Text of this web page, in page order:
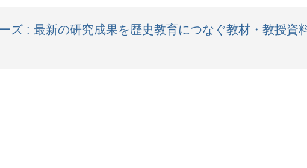
ズ : 最新の研究成果を歴史教育につなぐ教材・教授資